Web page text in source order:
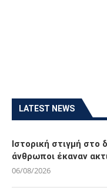
LATEST NEWS
Ιστορική στιγμή
άνθρωποι έκαναν
06/08/2026